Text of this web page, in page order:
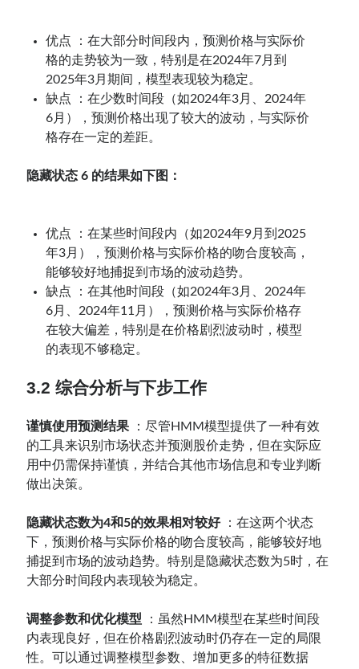
优点 ：在大部分时间段内，预测价格与实际价
格的走势较为一致，特别是在2024年7月到
2025年3月期间，模型表现较为稳定。
缺点 ：在少数时间段（如2024年3月、2024年
6月），预测价格出现了较大的波动，与实际价
格存在一定的差距。
隐藏状态 6 的结果如下图：
优点 ：在某些时间段内（如2024年9月到2025
年3月），预测价格与实际价格的吻合度较高，
能够较好地捕捉到市场的波动趋势。
缺点 ：在其他时间段（如2024年3月、2024年
6月、2024年11月），预测价格与实际价格存
在较大偏差，特别是在价格剧烈波动时，模型
的表现不够稳定。
3.2 综合分析与下步工作
谨慎使用预测结果
：尽管HMM模型提供了一种有效
的工具来识别市场状态并预测股价走势，但在实际应
用中仍需保持谨慎，并结合其他市场信息和专业判断
做出决策。
隐藏状态数为4和5的效果相对较好
：在这两个状态
下，预测价格与实际价格的吻合度较高，能够较好地
捕捉到市场的波动趋势。特别是隐藏状态数为5时，在
大部分时间段内表现较为稳定。
调整参数和优化模型
：虽然HMM模型在某些时间段
内表现良好，但在价格剧烈波动时仍存在一定的局限
性。可以通过调整模型参数、增加更多的特征数据